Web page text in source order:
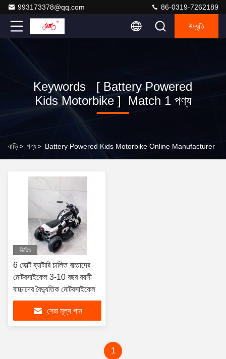
993173378@qq.com 86-0319-7262189
উদ্ধৃতি
Keywords [ Battery Powered
Kids Motorbike ] Match 1 পণ্য
বাড়ি> পণ্য> Battery Powered Kids Motorbike Online Manufacturer
ভিডিও
6 ভোল্ট ব্যাটারি চালিত বাচ্চাদের
মোটরসাইকেল 3-10 বছর বয়সী
বাচ্চাদের বৈদ্যুতিক মোটরসাইকেল
সেরা মূল্য পান
1